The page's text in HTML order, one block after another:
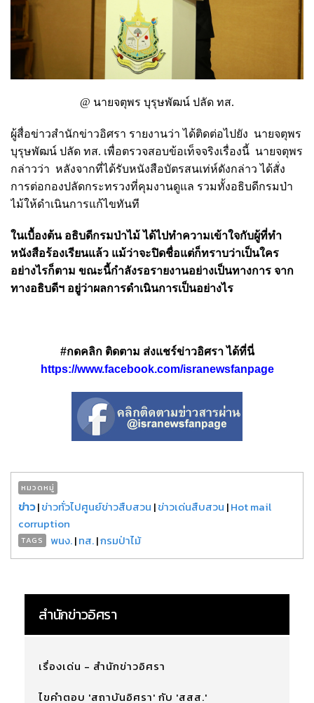
@ นายจตุพร บุรุษพัฒน์ ปลัด ทส.
ผู้สื่อข่าวสำนักข่าวอิศรา รายงานว่า ได้ติดต่อไปยัง นายจตุพร
บุรุษพัฒน์ ปลัด ทส. เพื่อตรวจสอบข้อเท็จจริงเรื่องนี้ นายจตุพร
กล่าวว่า หลังจากที่ได้รับหนังสือบัตรสนเท่ห์ดังกล่าว ได้สั่ง
การต่อกองปลัดกระทรวงที่คุมงานดูแล รวมทั้งอธิบดีกรมป่า
ไม้ให้ดำเนินการแก้ไขทันที
ในเบื้องต้น อธิบดีกรมป่าไม้ ได้ไปทำความเข้าใจกับผู้ที่ทำ
หนังสือร้องเรียนแล้ว แม้ว่าจะปิดชื่อแต่ก็ทราบว่าเป็นใคร
อย่างไรก็ตาม ขณะนี้กำลังรอรายงานอย่างเป็นทางการ จาก
ทางอธิบดีฯ อยู่ว่าผลการดำเนินการเป็นอย่างไร
#กดคลิก ติดตาม ส่งแชร์ข่าวอิศรา ได้ที่นี่
https://www.facebook.com/isranewsfanpage
หมวดหมู่
ข่าว|ข่าวทั่วไปศูนย์ข่าวสืบสวน |ข่าวเด่นสืบสวน |Hot mail
corruption
TAGS พนง.|ทส.|กรมป่าไม้
สำนักข่าวอิศรา
เรื่องเด่น - สำนักข่าวอิศรา
ไขคำตอบ 'สถาบันอิศรา' กับ 'สสส.'